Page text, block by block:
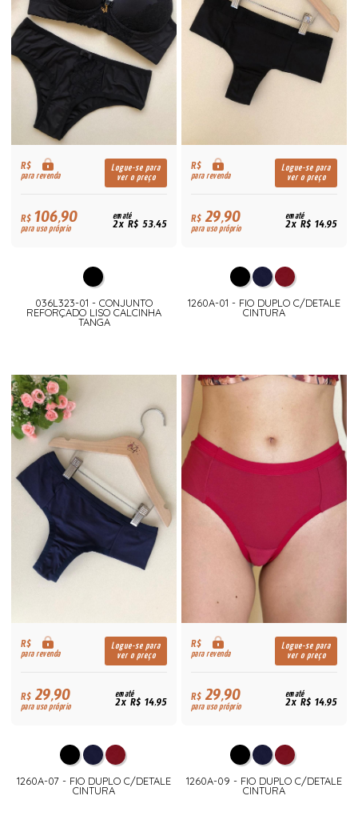
R$
para revenda
Logue-se para
ver o preço
R$106,90
para uso próprio
em até
2x R$ 53,45
036L323-01 - CONJUNTO
REFORÇADO LISO CALCINHA
TANGA
R$
para revenda
Logue-se para
ver o preço
R$29,90
para uso próprio
em até
2x R$ 14,95
1260A-01 - FIO DUPLO C/DETALE
CINTURA
R$
para revenda
Logue-se para
ver o preço
R$29,90
para uso próprio
em até
2x R$ 14,95
1260A-07 - FIO DUPLO C/DETALE
CINTURA
R$
para revenda
Logue-se para
ver o preço
R$29,90
para uso próprio
em até
2x R$ 14,95
1260A-09 - FIO DUPLO C/DETALE
CINTURA